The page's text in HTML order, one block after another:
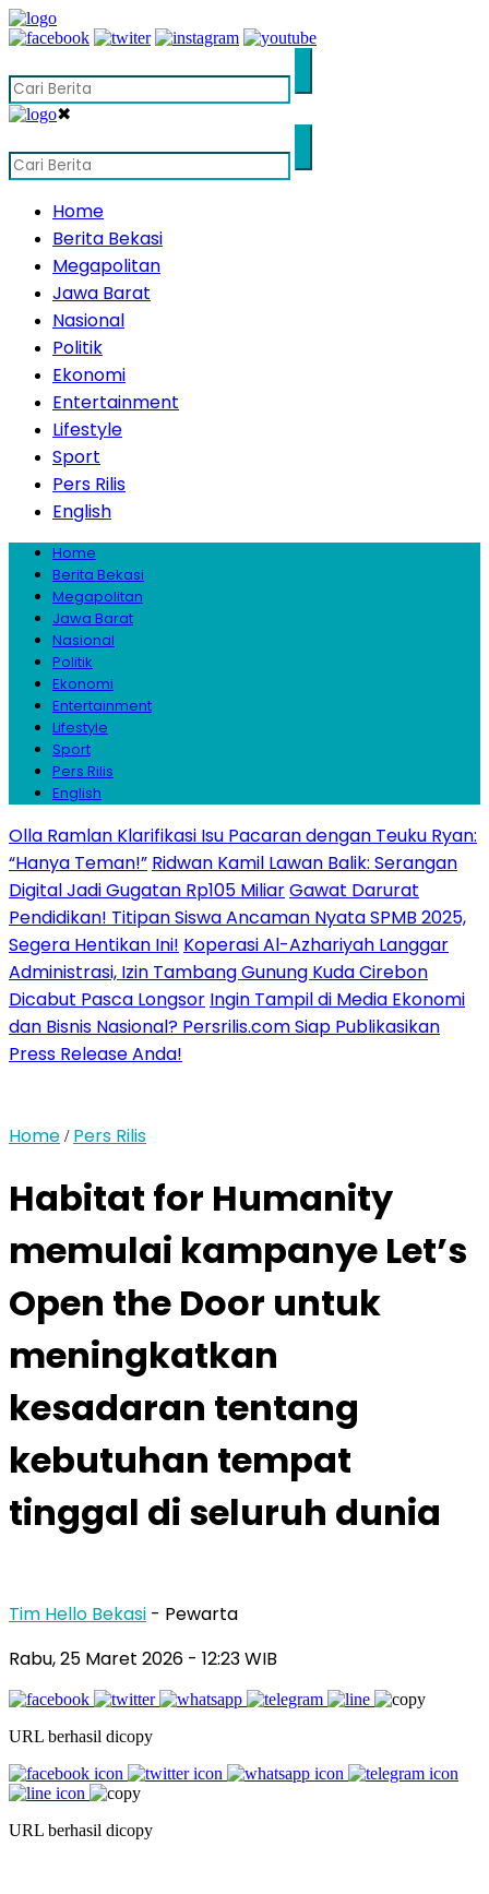
✖
Home
Berita Bekasi
Megapolitan
Jawa Barat
Nasional
Politik
Ekonomi
Entertainment
Lifestyle
Sport
Pers Rilis
English
Home
Berita Bekasi
Megapolitan
Jawa Barat
Nasional
Politik
Ekonomi
Entertainment
Lifestyle
Sport
Pers Rilis
English
Olla Ramlan Klarifikasi Isu Pacaran dengan Teuku Ryan:
“Hanya Teman!” Ridwan Kamil Lawan Balik: Serangan
Digital Jadi Gugatan Rp105 MiliarGawat Darurat
Pendidikan! Titipan Siswa Ancaman Nyata SPMB 2025,
Segera Hentikan Ini! Koperasi Al-Azhariyah Langgar
Administrasi, Izin Tambang Gunung Kuda Cirebon
Dicabut Pasca Longsor Ingin Tampil di Media Ekonomi
dan Bisnis Nasional? Persrilis.com Siap Publikasikan
Press Release Anda!
Home / Pers Rilis
Habitat for Humanity
memulai kampanye Let’s
Open the Door untuk
meningkatkan
kesadaran tentang
kebutuhan tempat
tinggal di seluruh dunia
Tim Hello Bekasi - Pewarta
Rabu, 25 Maret 2026 - 12:23 WIB
URL berhasil dicopy
URL berhasil dicopy